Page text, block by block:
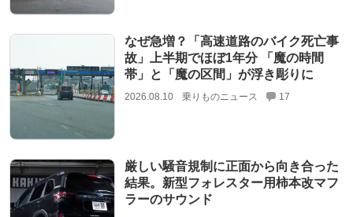
なぜ急増？「高速道路のバイク死亡事
故」上半期でほぼ1年分 「魔の時間
帯」と「魔の区間」が浮き彫りに
2026.08.10 乗りものニュース 17
厳しい騒音規制に正面から向き合った
結果。新型フォレスター用柿本改マフ
ラーのサウンド